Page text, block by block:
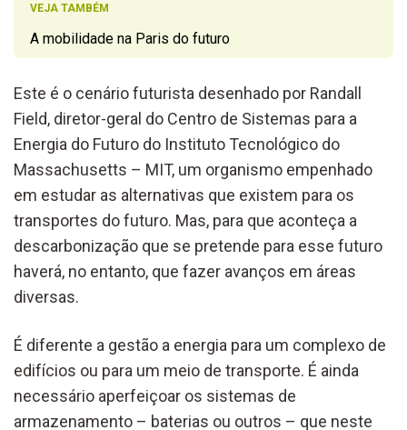
VEJA TAMBÉM
A mobilidade na Paris do futuro
Este é o cenário futurista desenhado por Randall
Field, diretor-geral do Centro de Sistemas para a
Energia do Futuro do Instituto Tecnológico do
Massachusetts – MIT, um organismo empenhado
em estudar as alternativas que existem para os
transportes do futuro. Mas, para que aconteça a
descarbonização que se pretende para esse futuro
haverá, no entanto, que fazer avanços em áreas
diversas.
É diferente a gestão a energia para um complexo de
edifícios ou para um meio de transporte. É ainda
necessário aperfeiçoar os sistemas de
armazenamento – baterias ou outros – que neste